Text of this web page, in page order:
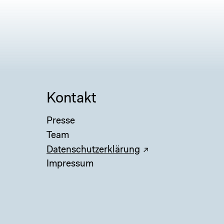
Kontakt
Presse
Team
Datenschutzerklärung
Impressum